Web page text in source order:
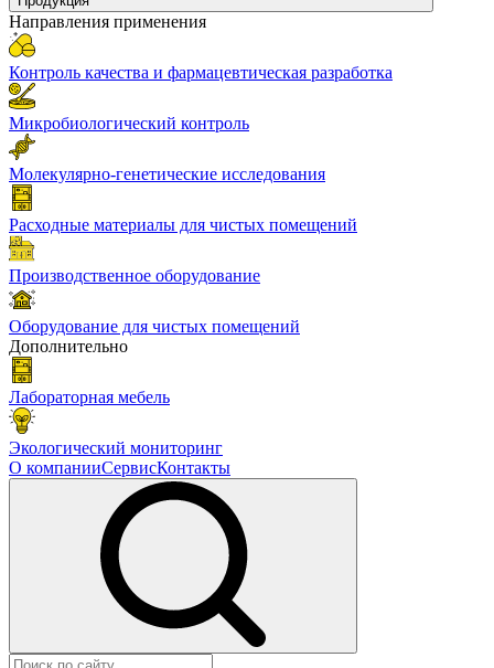
Направления применения
Контроль качества и фармацевтическая разработка
Микробиологический контроль
Молекулярно-генетические исследования
Расходные материалы для чистых помещений
Производственное оборудование
Оборудование для чистых помещений
Дополнительно
Лабораторная мебель
Экологический мониторинг
О компанииСервисКонтакты